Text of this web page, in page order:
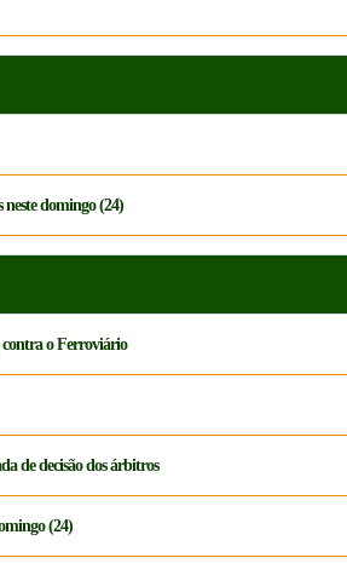
domingo (24)
o Ferroviário
de decisão dos árbitros
(24)